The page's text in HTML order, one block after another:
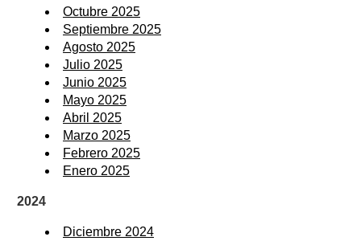
Octubre 2025
Septiembre 2025
Agosto 2025
Julio 2025
Junio 2025
Mayo 2025
Abril 2025
Marzo 2025
Febrero 2025
Enero 2025
2024
Diciembre 2024